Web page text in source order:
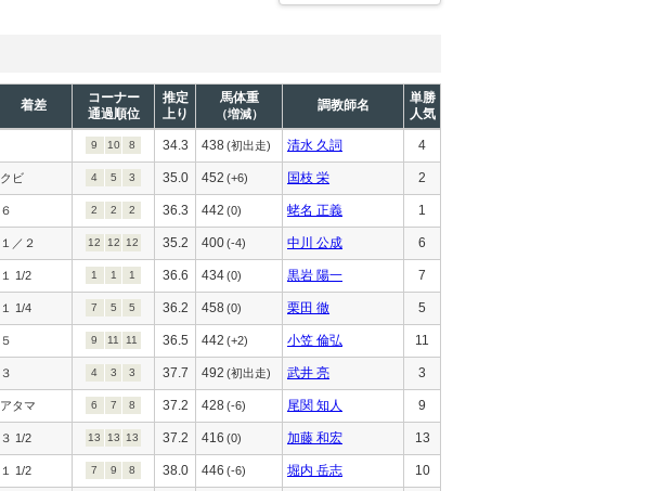
着差
コーナー
通過順位
推定
上り
馬体重
（増減）
調教師名
単勝
人気
9 10 8 34.3 438(初出走) 清水 久詞 4
クビ 4 5 3 35.0 452 (+6) 国枝 栄 2
６ 2 2 2 36.3 442 (0) 蛯名 正義 1
１／２ 12 12 12 35.2 400(-4) 中川 公成 6
１ 1/2 1 1 1 36.6 434(0) 黒岩 陽一 7
１ 1/4 7 5 5 36.2 458 (0) 栗田 徹 5
５ 9 11 11 36.5 442 (+2) 小笠 倫弘 11
３ 4 3 3 37.7 492 (初出走) 武井 亮 3
アタマ 6 7 8 37.2 428(-6) 尾関 知人 9
３ 1/2 13 13 13 37.2 416 (0) 加藤 和宏 13
１ 1/2 7 9 8 38.0 446 (-6) 堀内 岳志 10